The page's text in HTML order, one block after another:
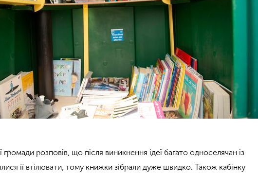
громади розповів, що після виникнення ідеї багато односелячан із
її втілювати, тому книжки зібрали дуже швидко. Також кабінку